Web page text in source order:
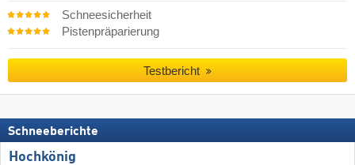
Schneesicherheit
Pistenpräparierung
Testbericht
Schneeberichte
Hochkönig